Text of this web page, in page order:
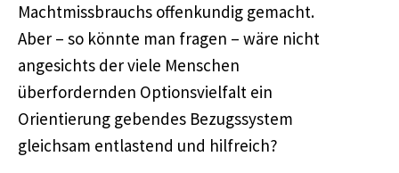
Machtmissbrauchs offenkundig gemacht.
Aber – so könnte man fragen – wäre nicht
angesichts der viele Menschen
überfordernden Optionsvielfalt ein
Orientierung gebendes Bezugssystem
gleichsam entlastend und hilfreich?